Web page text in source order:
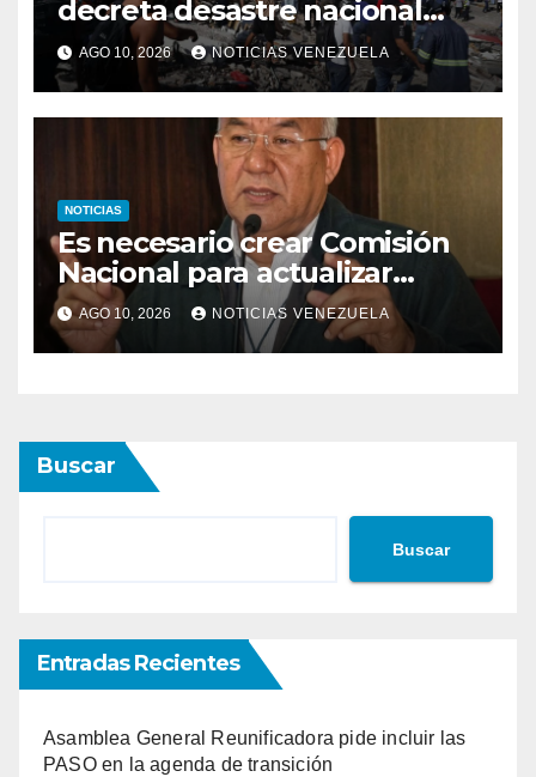
decreta desastre nacional
tras sismo de 7,4
AGO 10, 2026 NOTICIAS VENEZUELA
NOTICIAS
Es necesario crear Comisión
Nacional para actualizar
normas sismorresistentes y
planificación urbana
AGO 10, 2026 NOTICIAS VENEZUELA
Buscar
Buscar
Entradas Recientes
Asamblea General Reunificadora pide incluir las
PASO en la agenda de transición